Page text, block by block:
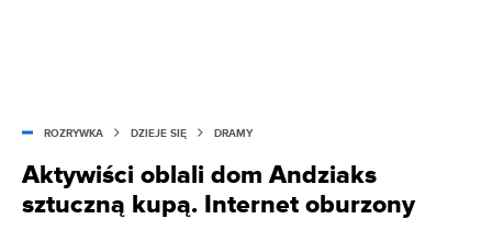
ROZRYWKA DZIEJE SIĘ DRAMY
Aktywiści oblali dom Andziaks
sztuczną kupą. Internet oburzony